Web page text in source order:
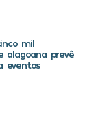
mil
alagoana prevê
eventos